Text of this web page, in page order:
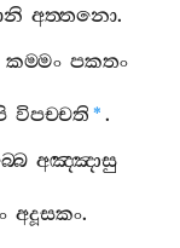
අත‍්තනො.
කම‍්මං පකතං
විපච‍්චති * .
අඤ‍්ඤාසු
අදූසකං.